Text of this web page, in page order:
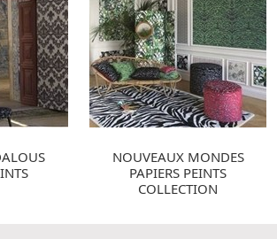
NOUVEAUX MONDES
PAPIERS PEINTS
COLLECTION